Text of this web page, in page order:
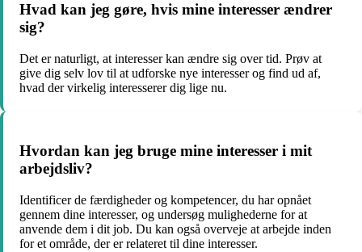
Hvad kan jeg gøre, hvis mine interesser ændrer
sig?
Det er naturligt, at interesser kan ændre sig over tid. Prøv at
give dig selv lov til at udforske nye interesser og find ud af,
hvad der virkelig interesserer dig lige nu.
Hvordan kan jeg bruge mine interesser i mit
arbejdsliv?
Identificer de færdigheder og kompetencer, du har opnået
gennem dine interesser, og undersøg mulighederne for at
anvende dem i dit job. Du kan også overveje at arbejde inden
for et område, der er relateret til dine interesser.